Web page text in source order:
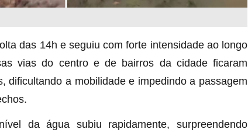
das 14h e seguiu com forte intensidade ao longo
vias do centro e de bairros da cidade ficaram
dificultando a mobilidade e impedindo a passagem
da água subiu rapidamente, surpreendendo